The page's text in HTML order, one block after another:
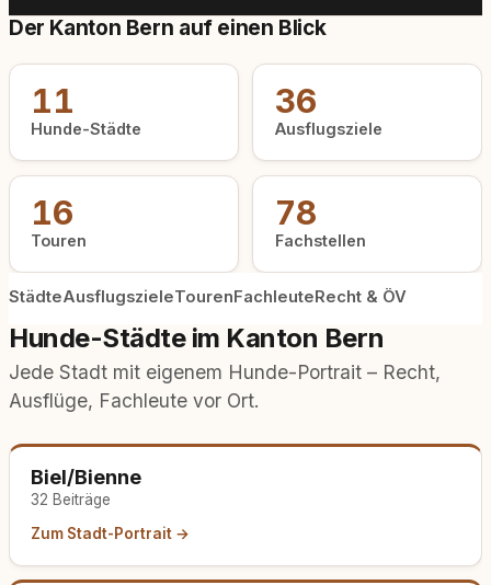
Der Kanton Bern auf einen Blick
11
Hunde-Städte
36
Ausflugsziele
16
Touren
78
Fachstellen
StädteAusflugszieleTourenFachleuteRecht & ÖV
Hunde-Städte im Kanton Bern
Jede Stadt mit eigenem Hunde-Portrait – Recht,
Ausflüge, Fachleute vor Ort.
Biel/Bienne
32 Beiträge
Zum Stadt-Portrait →